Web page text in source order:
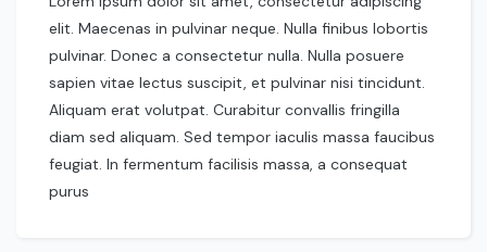
elit. Maecenas in pulvinar neque. Nulla finibus lobortis
pulvinar. Donec a consectetur nulla. Nulla posuere
sapien vitae lectus suscipit, et pulvinar nisi tincidunt.
Aliquam erat volutpat. Curabitur convallis fringilla
diam sed aliquam. Sed tempor iaculis massa faucibus
feugiat. In fermentum facilisis massa, a consequat
purus